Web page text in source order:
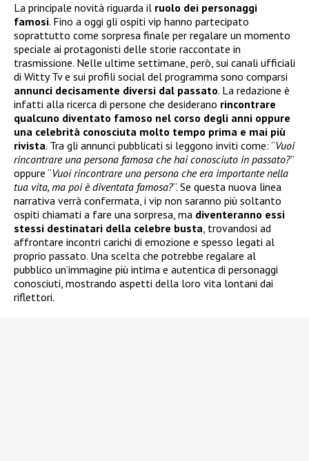
La principale novità riguarda il ruolo dei personaggi
famosi. Fino a oggi gli ospiti vip hanno partecipato
soprattutto come sorpresa finale per regalare un momento
speciale ai protagonisti delle storie raccontate in
trasmissione. Nelle ultime settimane, però, sui canali ufficiali
di Witty Tv e sui profili social del programma sono comparsi
annunci decisamente diversi dal passato. La redazione è
infatti alla ricerca di persone che desiderano rincontrare
qualcuno diventato famoso nel corso degli anni oppure
una celebrità conosciuta molto tempo prima e mai più
rivista. Tra gli annunci pubblicati si leggono inviti come: “Vuoi
rincontrare una persona famosa che hai conosciuto in passato?”
oppure “Vuoi rincontrare una persona che era importante nella
tua vita, ma poi è diventata famosa?“. Se questa nuova linea
narrativa verrà confermata, i vip non saranno più soltanto
ospiti chiamati a fare una sorpresa, ma diventeranno essi
stessi destinatari della celebre busta, trovandosi ad
affrontare incontri carichi di emozione e spesso legati al
proprio passato. Una scelta che potrebbe regalare al
pubblico un’immagine più intima e autentica di personaggi
conosciuti, mostrando aspetti della loro vita lontani dai
riflettori.